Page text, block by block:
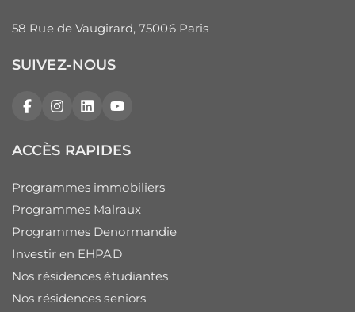
58 Rue de Vaugirard, 75006 Paris
SUIVEZ-NOUS
FacebookInstagram
LinkedInYouTube
ACCÈS RAPIDES
Programmes immobiliers
Programmes Malraux
Programmes Denormandie
Investir en EHPAD
Nos résidences étudiantes
Nos résidences seniors